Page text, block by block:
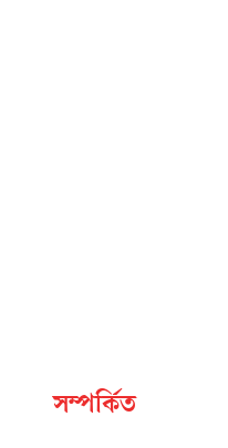
সম্পর্কিত